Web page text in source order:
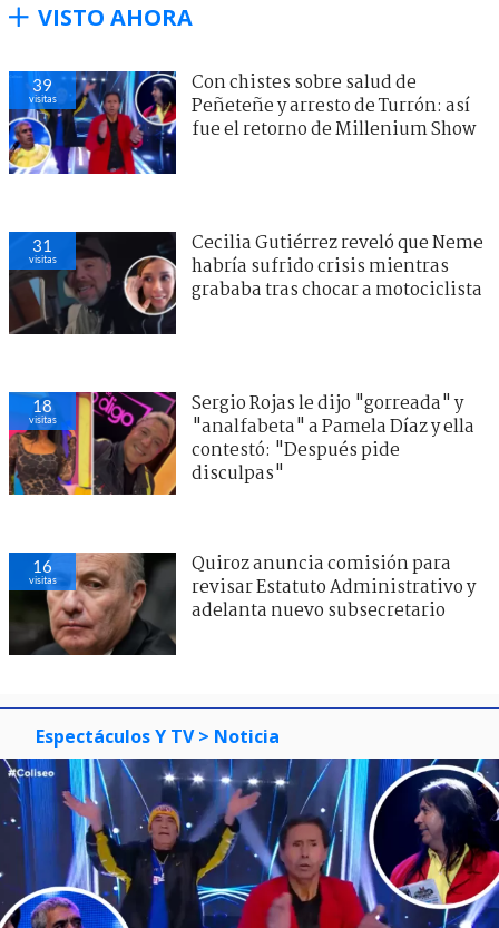
VISTO AHORA
39
visitas
Con chistes sobre salud de
Peñeteñe y arresto de Turrón: así
fue el retorno de Millenium Show
31
visitas
Cecilia Gutiérrez reveló que Neme
habría sufrido crisis mientras
grababa tras chocar a motociclista
18
visitas
Sergio Rojas le dijo "gorreada" y
"analfabeta" a Pamela Díaz y ella
contestó: "Después pide
disculpas"
16
visitas
Quiroz anuncia comisión para
revisar Estatuto Administrativo y
adelanta nuevo subsecretario
Espectáculos Y TV > Noticia